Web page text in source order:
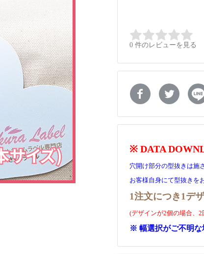
0 件のレビューを見る
※ DATA
穴開け部分の型抜きは施
お客様自身にて型抜きを
1注文につき1デ
(デザインが2個の場合、
※ 幅選択がご不明な